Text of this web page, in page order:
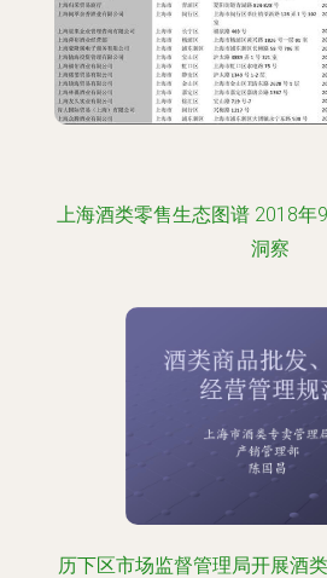
上海酒类零售生态图谱 2018年
洞察
历下区市场监督管理局开展酒